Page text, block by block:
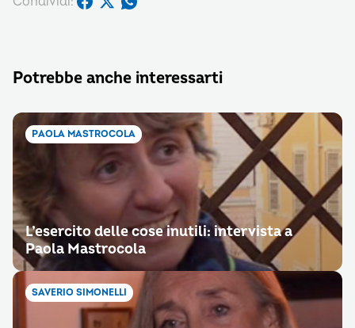
Potrebbe anche interessarti
PAOLA MASTROCOLA
L’esercito delle cose inutili: intervista a
Paola Mastrocola
SAVERIO SIMONELLI